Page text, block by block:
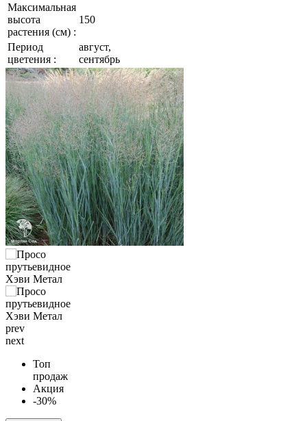
Максимальная
высота
растения (см) :
150
Период
цветения :
август,
сентябрь
prev
next
Топ
продаж
Акция
-30%